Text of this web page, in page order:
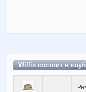
Willis состоит в